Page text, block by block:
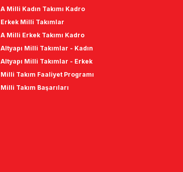
A Milli Kadın Takımı Kadro
Erkek Milli Takımlar
A Milli Erkek Takımı Kadro
Altyapı Milli Takımlar - Kadın
Altyapı Milli Takımlar - Erkek
Milli Takım Faaliyet Programı
Milli Takım Başarıları